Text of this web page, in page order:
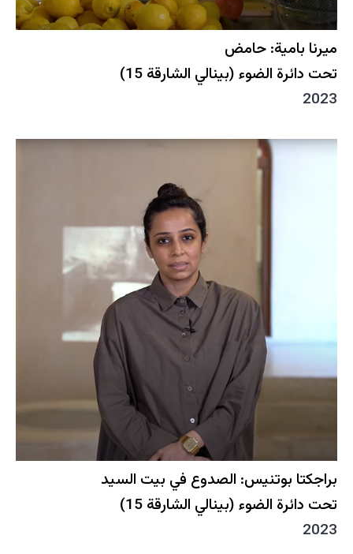
ميرنا بامية: حامض
تحت دائرة الضوء (بينالي الشارقة 15)
2023
براجكتا بوتنيس: الصدوع في بيت السيد
تحت دائرة الضوء (بينالي الشارقة 15)
2023